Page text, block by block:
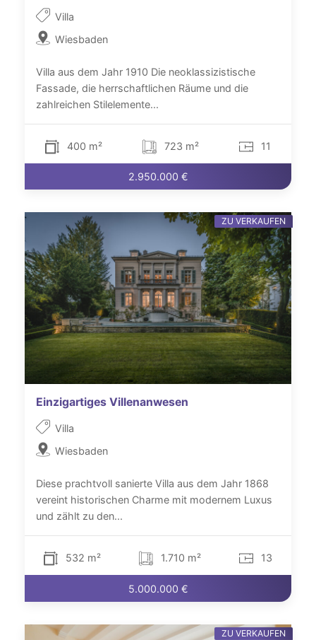
Villa
Wiesbaden
Villa aus dem Jahr 1910 Die neoklassizistische
Fassade, die herrschaftlichen Räume und die
zahlreichen Stilelemente...
400 m² 723 m² 11
2.950.000 €
Einzigartiges Villenanwesen
Villa
Wiesbaden
Diese prachtvoll sanierte Villa aus dem Jahr 1868
vereint historischen Charme mit modernem Luxus
und zählt zu den...
532 m² 1.710 m² 13
5.000.000 €
ZU VERKAUFEN
ZU VERKAUFEN